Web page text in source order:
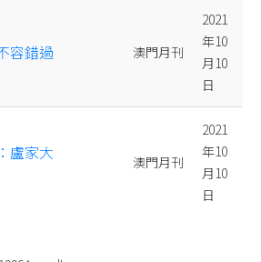
容錯過 澳門月刊
2021
年10
月10
日
盧家大
澳門月刊
2021
年10
月10
日